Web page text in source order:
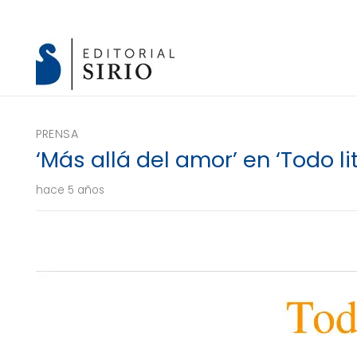
PRENSA
‘Más allá del amor’ en ‘Todo
hace 5 años